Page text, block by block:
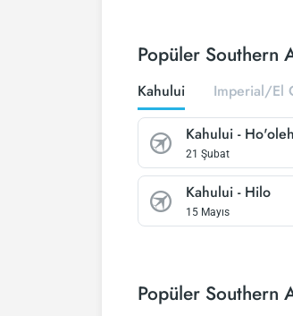
Popüler Southern
Kahului Imperial/El
Kahului -
21 Şubat
Kahului - Hilo
15 Mayıs
Popüler Southern